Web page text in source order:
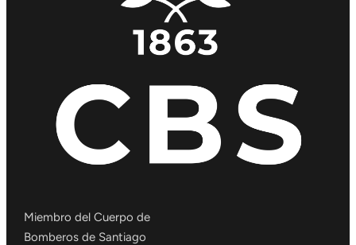
Miembro del Cuerpo de
Bomberos de Santiago